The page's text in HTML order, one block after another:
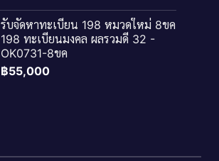
รับจัดหาทะเบียน 198 หมวดใหม่ 8ขค
198 ทะเบียนมงคล ผลรวมดี 32 -
OK0731-8ขค
฿55,000